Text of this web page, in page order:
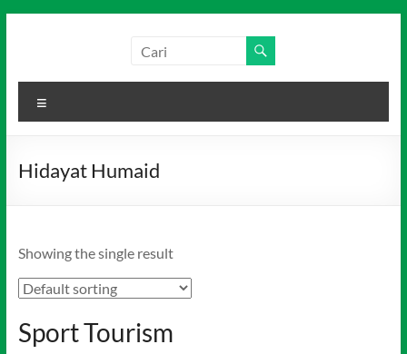
Media
Indonesia
Indonesia
Hidayat Humaid
Showing the single result
Sport Tourism